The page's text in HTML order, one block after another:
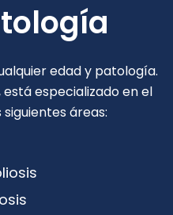
edad y patología.
especializado en el
áreas: